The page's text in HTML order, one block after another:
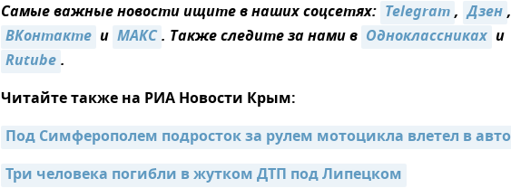
Самые важные новости ищите в наших соцсетях: Telegram, Дзен,
ВКонтакте и MAКС. Также следите за нами в Одноклассниках и
Rutube.
Читайте также на РИА Новости Крым:
Под Симферополем подросток за рулем мотоцикла влетел в авто
Три человека погибли в жутком ДТП под Липецком